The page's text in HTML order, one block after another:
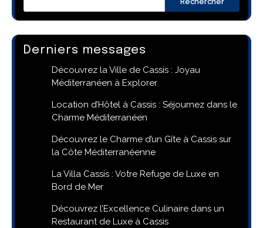
Derniers messages
Découvrez la Ville de Cassis : Joyau
Méditerranéen à Explorer
Location d’Hôtel à Cassis : Séjournez dans le
Charme Méditerranéen
Découvrez le Charme d’un Gîte à Cassis sur
la Côte Méditerranéenne
La Villa Cassis : Votre Refuge de Luxe en
Bord de Mer
Découvrez l’Excellence Culinaire dans un
Restaurant de Luxe à Cassis